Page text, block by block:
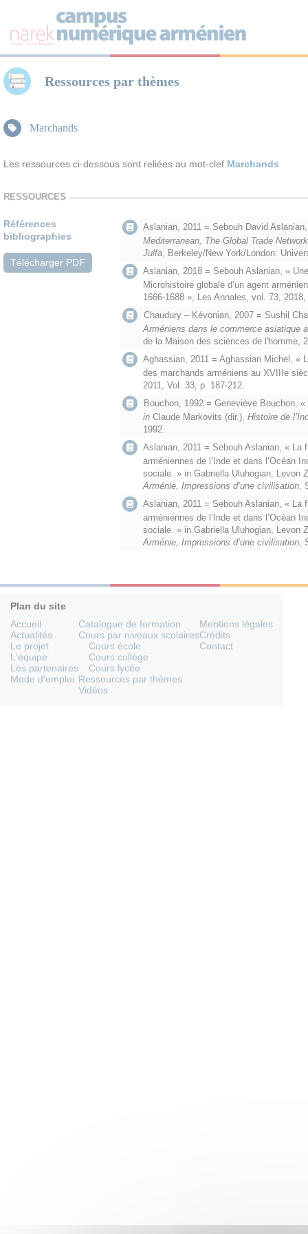
Ressources par thèmes
Marchands
Les ressources ci-dessous sont reliées au mot-clef Marchands
RESSOURCES
Références
bibliographies
Télécharger PDF
Aslanian, 2011 = Sebouh David
Mediterranean, The Global Trade
Julfa, Berkeley/New York/London:
Aslanian, 2018 = Sebouh Aslanian, «
Microhistoire globale d’un agent
1666-1688 », Les Annales, vol. 73,
Chaudury – Kévonian, 2007 = Sushil
Arméniens dans le commerce asiatique
de la Maison des sciences de l'homme,
Aghassian, 2011 = Aghassian Michel, «
des marchands arméniens au XVIIIe
2011, Vol. 33, p. 187-212.
Bouchon, 1992 = Geneviève Bouchon,
in Claude Markovits (dir.), Histoire de
1992.
Aslanian, 2011 = Sebouh Aslanian, « La
arméniennes de l’Inde et dans l’Océan
sociale. » in Gabriella Uluhogian, Levon
Arménie, Impressions d’une civilisation,
Aslanian, 2011 = Sebouh Aslanian, « La
arméniennes de l’Inde et dans l’Océan
sociale. » in Gabriella Uluhogian, Levon
Arménie, Impressions d’une civilisation,
Plan du site
Accueil
Actualités
Le projet
L'équipe
Les partenaires
Mode d'emploi
Catalogue de formation
Cours par niveaux scolaires
Cours école
Cours collège
Cours lycée
Ressources par thèmes
Vidéos
Mentions légales
Crédits
Contact